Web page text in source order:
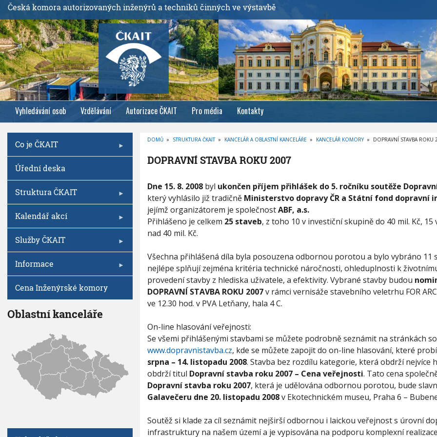
ř
e
j
í
t
k
h
l
v
Česká komora autorizovaných inženýrů a techniků činných ve výstavbě
Vyhledávání osob Vzdělávání Autorizace ČKAIT Pro média Kontakty
O
B
K
O
V
Á
N
A
V
I
G
A
DOMŮ » STRUKTURA ČKAIT » KANCELÁŘ A OBLASTNÍ KANCELÁŘE » KANCELÁŘ KOMORY » DOPRAVNÍ STAVBA ROKU
DOPRAVNÍ STAVBA ROKU 2007
D
O
P
R
A
V
S
T
A
V
B
A
O
K
U
2
0
0
7
Dne 15. 8. 2008byl ukončen příjem přihlášek do 5. ročníku soutěže
který vyhlásilo již tradičně Ministerstvo dopravy ČR a Státní fond dopravní
jejímž organizátorem je společnostABF, a.s.
Přihlášeno je celkem 25 staveb, z toho 10 v investiční skupině do 40 mil. Kč,
nad 40 mil. Kč.
Všechna přihlášená díla byla posouzena odbornou porotou a bylo vybráno 11
nejlépe splňují zejména kritéria technické náročnosti, ohleduplnosti k
provedení stavby z hlediska uživatele, a efektivity. Vybrané stavby budou
DOPRAVNÍ STAVBA ROKU 2007v rámci vernisáže stavebního veletrhu FOR
ve 12.30 hod. v PVA Letňany, hala 4 C.
On-line hlasování veřejnosti:
Se všemi přihlášenými stavbami se můžete podrobně seznámit na stránkách
www.dopravnistavba.cz, kde se můžete zapojit do on-line hlasování, které
srpna – 14. listopadu 2008. Stavba bez rozdílu kategorie, která obdrží nejvíce
obdrží titul Dopravní stavba roku 2007 – Cena veřejnosti. Tato cena
Dopravní stavba roku 2007, která je udělována odbornou porotou, bude
Galavečeru dne 20. listopadu 2008v Ekotechnickém museu, Praha 6 –
Soutěž si klade za cíl seznámit nejširší odbornou i laickou veřejnost s úrovní
infrastruktury na našem území a je vypisována na podporu komplexní
Co je ČKAIT
Úřední deska
Struktura ČKAIT
Kalendář akcí
Služby ČKAIT
Informace
Cena Inženýrské komory
Oblastní kanceláře